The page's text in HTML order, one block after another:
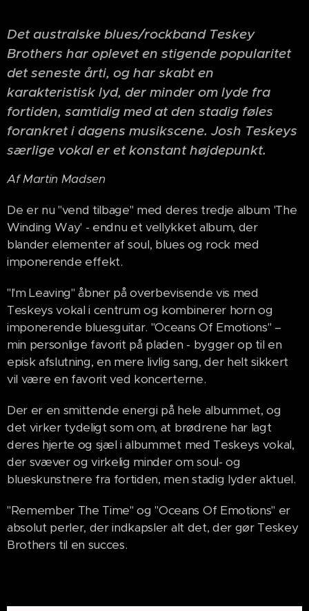
Det australske blues/rockband Teskey
Brothers har oplevet en stigende popularitet
det seneste årti, og har skabt en
karakteristisk lyd, der minder om lyde fra
fortiden, samtidig med at den stadig føles
forankret i dagens musikscene. Josh Teskeys
særlige vokal er et konstant højdepunkt.
Af Martin Madsen
De er nu "vend tilbage" med deres tredje album 'The
Winding Way' - endnu et vellykket album, der
blander elementer af soul, blues og rock med
imponerende effekt.
"I'm Leaving" åbner på overbevisende vis med
Teskeys vokal i centrum og kombinerer horn og
imponerende bluesguitar. "Oceans Of Emotions" –
min personlige favorit på pladen - bygger op til en
episk afslutning, en mere livlig sang, der helt sikkert
vil være en favorit ved koncerterne.
Der er en smittende energi på hele albummet, og
det virker tydeligt som om, at brødrene har lagt
deres hjerte og sjæl i albummet med Teskeys vokal,
der svæver og virkelig minder om soul- og
blueskunstnere fra fortiden, men stadig lyder aktuel.
"Remember The Time" og "Oceans Of Emotions" er
absolut perler, der indkapsler alt det, der gør Teskey
Brothers til en succes.